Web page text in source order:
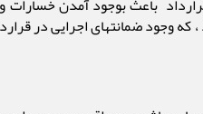
، که وجود ضمانتهای اجرایی در